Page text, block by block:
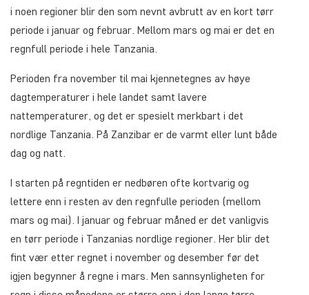
i noen regioner blir den som nevnt avbrutt av en kort tørr
periode i januar og februar. Mellom mars og mai er det en
regnfull periode i hele Tanzania.
Perioden fra november til mai kjennetegnes av høye
dagtemperaturer i hele landet samt lavere
nattemperaturer, og det er spesielt merkbart i det
nordlige Tanzania. På Zanzibar er de varmt eller lunt både
dag og natt.
I starten på regntiden er nedbøren ofte kortvarig og
lettere enn i resten av den regnfulle perioden (mellom
mars og mai). I januar og februar måned er det vanligvis
en tørr periode i Tanzanias nordlige regioner. Her blir det
fint vær etter regnet i november og desember før det
igjen begynner å regne i mars. Men sannsynligheten for